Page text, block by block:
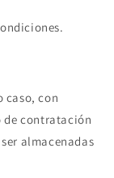
caso, con
contratación
almacenadas